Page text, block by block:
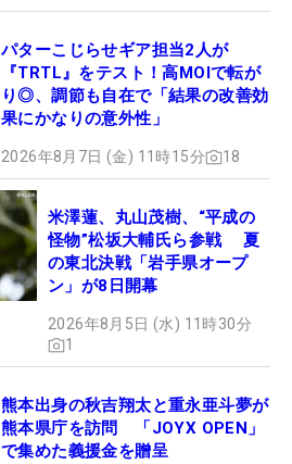
パターこじらせギア担当2人が
『TRTL』をテスト！高MOIで転が
り◎、調節も自在で「結果の改善効
果にかなりの意外性」
2026年8月7日 (金) 11時15分 18
米澤蓮、丸山茂樹、“平成の
怪物”松坂大輔氏ら参戦 夏
の東北決戦「岩手県オープ
ン」が8日開幕
2026年8月5日 (水) 11時30分
1
熊本出身の秋吉翔太と重永亜斗夢が
熊本県庁を訪問 「JOYX OPEN」
で集めた義援金を贈呈